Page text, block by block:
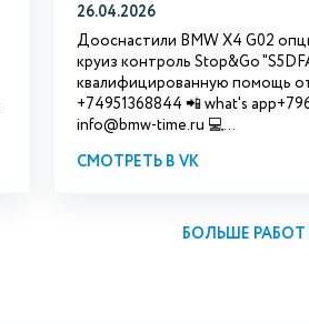
26.04.2026
Дооснастили BMW X4 G02
круиз контроль Stop&Go
квалифицированную помощь
+74951368844 📲 what's
info@bmw-time.ru 💻...
СМОТРЕТЬ В VK
БОЛЬШЕ РАБОТ